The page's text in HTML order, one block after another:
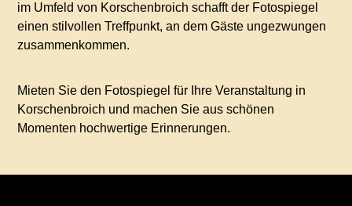
im Umfeld von Korschenbroich schafft der Fotospiegel
einen stilvollen Treffpunkt, an dem Gäste ungezwungen
zusammenkommen.
Mieten Sie den Fotospiegel für Ihre Veranstaltung in
Korschenbroich und machen Sie aus schönen
Momenten hochwertige Erinnerungen.